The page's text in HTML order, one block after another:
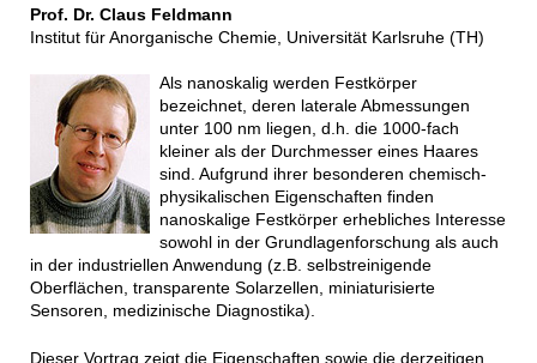
Prof. Dr. Claus Feldmann
Institut für Anorganische Chemie, Universität Karlsruhe (TH)
Als nanoskalig werden Festkörper
bezeichnet, deren laterale Abmessungen
unter 100 nm liegen, d.h. die 1000-fach
kleiner als der Durchmesser eines Haares
sind. Aufgrund ihrer besonderen chemisch-
physikalischen Eigenschaften finden
nanoskalige Festkörper erhebliches Interesse
sowohl in der Grundlagenforschung als auch
in der industriellen Anwendung (z.B. selbstreinigende
Oberflächen, transparente Solarzellen, miniaturisierte
Sensoren, medizinische Diagnostika).
Dieser Vortrag zeigt die Eigenschaften sowie die derzeitigen